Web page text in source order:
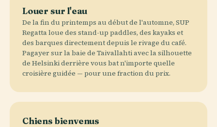
Louer sur l'eau
De la fin du printemps au début de l'automne, SUP
Regatta loue des stand-up paddles, des kayaks et
des barques directement depuis le rivage du café.
Pagayer sur la baie de Taivallahti avec la silhouette
de Helsinki derrière vous bat n'importe quelle
croisière guidée — pour une fraction du prix.
Chiens bienvenus